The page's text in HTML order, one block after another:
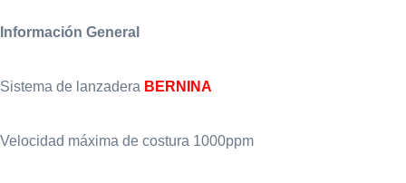
Información General
Sistema de lanzadera BERNINA
Velocidad máxima de costura 1000ppm